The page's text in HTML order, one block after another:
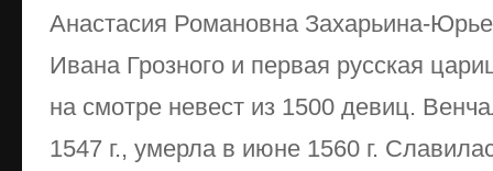
Анастасия Романовна Захарьина-
Ивана Грозного и первая русская
на смотре невест из 1500 девиц.
1547 г., умерла в июне 1560 г.